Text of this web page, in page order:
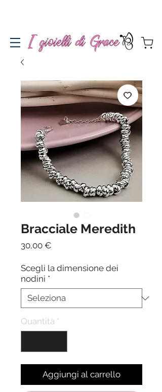
Bracciale Meredith
30,00 €
Scegli la dimensione dei
nodini *
Quantità *
Aggiungi al carrello